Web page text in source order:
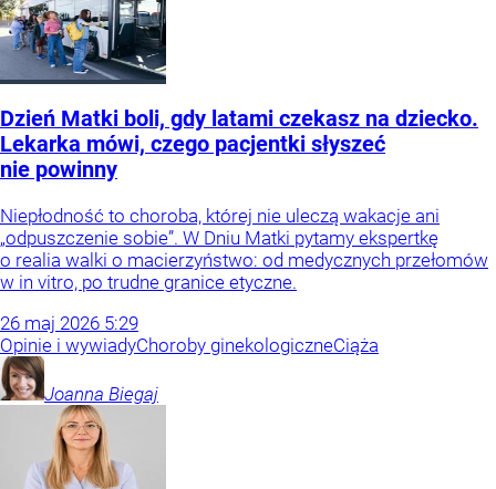
Dzień Matki boli, gdy latami czekasz na dziecko.
Lekarka mówi, czego pacjentki słyszeć
nie powinny
Niepłodność to choroba, której nie uleczą wakacje ani
„odpuszczenie sobie”. W Dniu Matki pytamy ekspertkę
o realia walki o macierzyństwo: od medycznych przełomów
w in vitro, po trudne granice etyczne.
26 maj 2026 5:29
Opinie i wywiadyChoroby ginekologiczneCiąża
Joanna Biegaj